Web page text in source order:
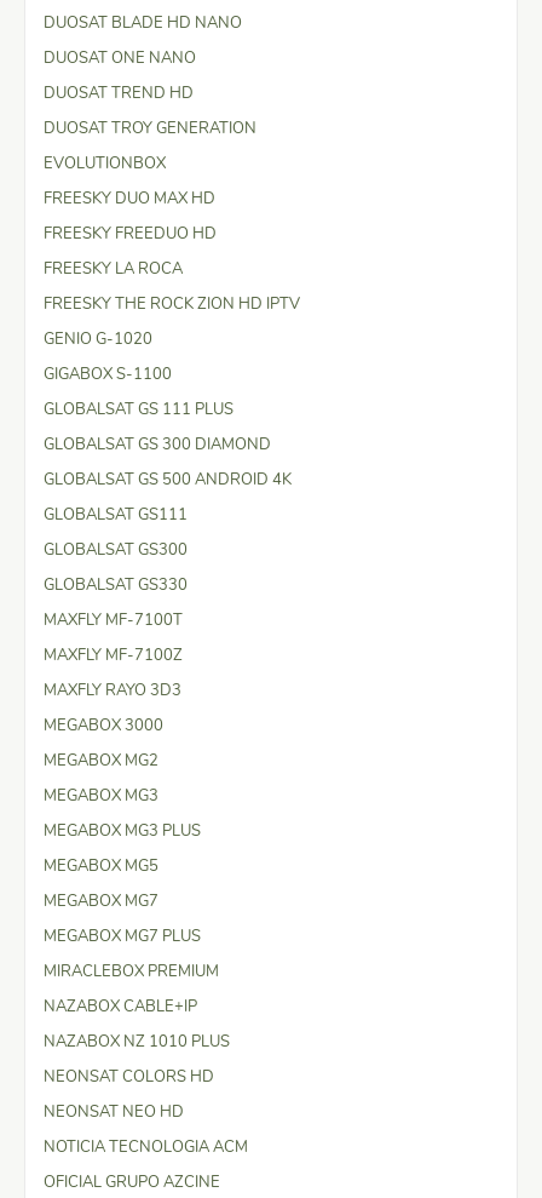
DUOSAT BLADE HD NANO
DUOSAT ONE NANO
DUOSAT TREND HD
DUOSAT TROY GENERATION
EVOLUTIONBOX
FREESKY DUO MAX HD
FREESKY FREEDUO HD
FREESKY LA ROCA
FREESKY THE ROCK ZION HD IPTV
GENIO G-1020
GIGABOX S-1100
GLOBALSAT GS 111 PLUS
GLOBALSAT GS 300 DIAMOND
GLOBALSAT GS 500 ANDROID 4K
GLOBALSAT GS111
GLOBALSAT GS300
GLOBALSAT GS330
MAXFLY MF-7100T
MAXFLY MF-7100Z
MAXFLY RAYO 3D3
MEGABOX 3000
MEGABOX MG2
MEGABOX MG3
MEGABOX MG3 PLUS
MEGABOX MG5
MEGABOX MG7
MEGABOX MG7 PLUS
MIRACLEBOX PREMIUM
NAZABOX CABLE+IP
NAZABOX NZ 1010 PLUS
NEONSAT COLORS HD
NEONSAT NEO HD
NOTICIA TECNOLOGIA ACM
OFICIAL GRUPO AZCINE